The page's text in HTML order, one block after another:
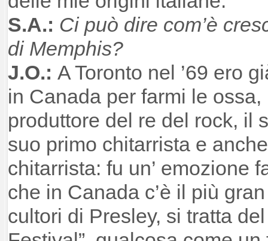
S.A.: Ci può dire com’è
di Memphis?
J.O.: A Toronto nel ’69 ero
in Canada per farmi le
produttore del re del rock, il
suo primo chitarrista e
chitarrista: fu un’ emozione
che in Canada c’è il più
cultori di Presley, si tratta